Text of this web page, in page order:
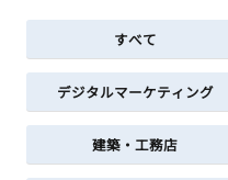
すべて
デジタルマーケティング
建築・工務店